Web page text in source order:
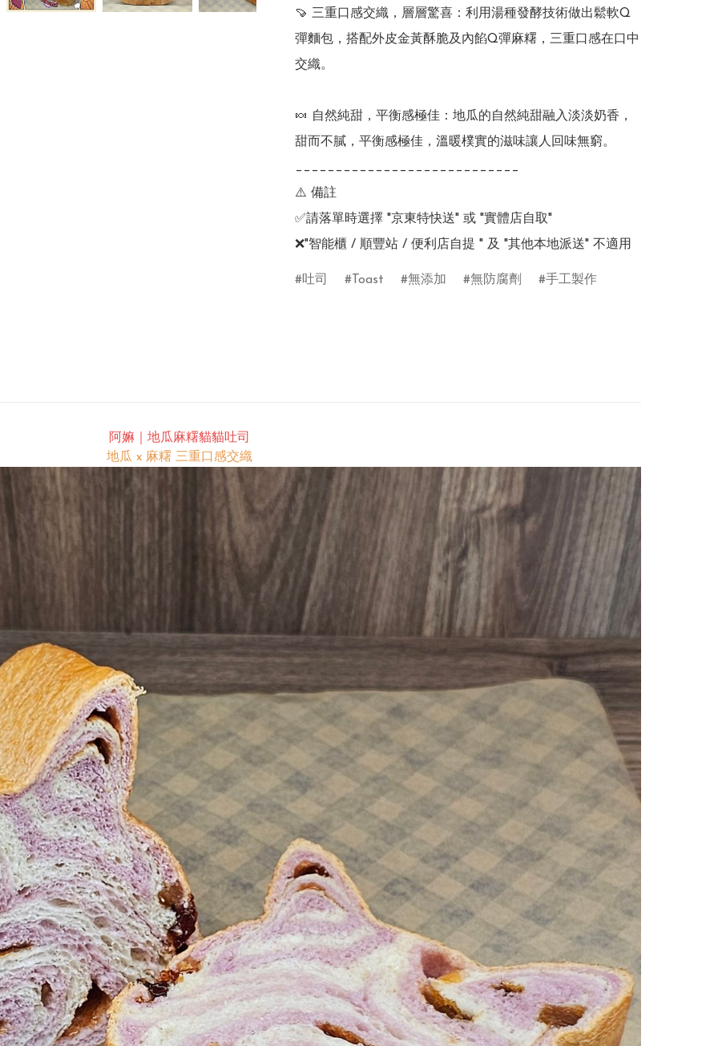
🍠 三重口感交織，層層驚喜：利用湯種發酵技術做出鬆軟Q
彈麵包，搭配外皮金黃酥脆及內餡Q彈麻糬，三重口感在口中
交織。
🍬 自然純甜，平衡感極佳：地瓜的自然純甜融入淡淡奶香，
甜而不膩，平衡感極佳，溫暖樸實的滋味讓人回味無窮。
____________________________
⚠️ 備註
✅請落單時選擇 "京東特快送" 或 "實體店自取"
❌"智能櫃 / 順豐站 / 便利店自提 " 及 "其他本地派送" 不適用
吐司 Toast 無添加 無防腐劑 手工製作
阿嫲｜地瓜麻糬貓貓吐司
地瓜 x 麻糬 三重口感交織